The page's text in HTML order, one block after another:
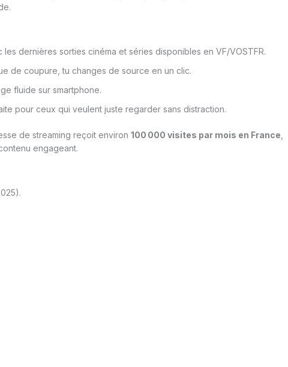
les dernières sorties cinéma et séries disponibles en VF/VOSTFR.
de coupure, tu changes de source en un clic.
fluide sur smartphone.
pour ceux qui veulent juste regarder sans distraction.
de streaming reçoit environ 100 000 visites par mois en France,
engageant.